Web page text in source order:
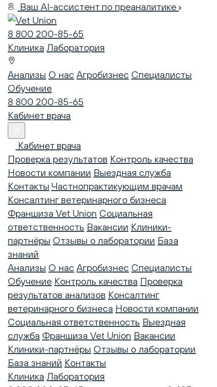
Ваш AI-ассистент по преаналитике
8 800 200-85-65
Клиника Лаборатория
Анализы О нас Агробизнес Специалисты
Обучение
8 800 200-85-65
Кабинет врача
Кабинет врача
Проверка результатов Контроль качества
Новости компании Выездная служба
Контакты Частнопрактикующим врачам
Консалтинг ветеринарного бизнеса
Франшиза Vet Union Социальная
ответственность Вакансии Клиники-
партнёры Отзывы о лаборатории База
знаний
Анализы О нас Агробизнес Специалисты
Обучение Контроль качества Проверка
результатов анализов Консалтинг
ветеринарного бизнеса Новости компании
Социальная ответственность Выездная
служба Франшиза Vet Union Вакансии
Клиники-партнёры Отзывы о лаборатории
База знаний Контакты
Клиника Лаборатория